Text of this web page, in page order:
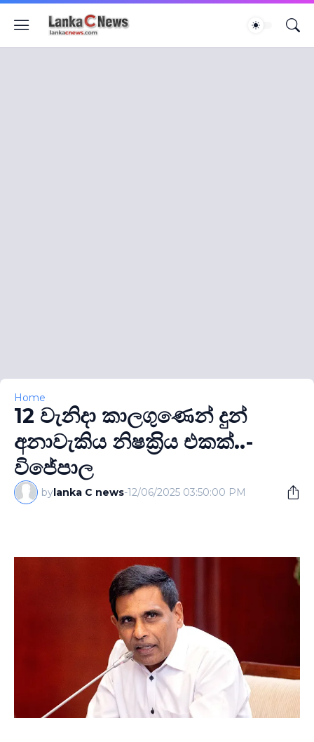
Home
12 වැනිදා කාලගුණෙන් දුන්
අනාවැකිය නිෂක‍්‍රිය එකක්..-
විජේපාල
bylanka C news-12/06/2025 03:50:00 PM